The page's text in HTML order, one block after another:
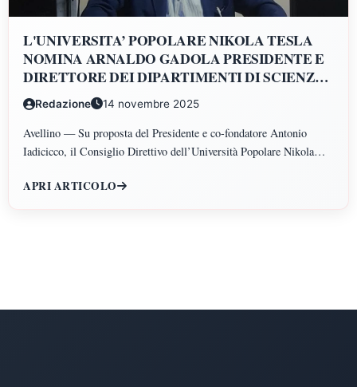
L'UNIVERSITA’ POPOLARE NIKOLA TESLA
NOMINA ARNALDO GADOLA PRESIDENTE E
DIRETTORE DEI DIPARTIMENTI DI SCIENZE
GIURIDICHE, ECONOMICHE, SCIENZE
POLITICHE, PSICOLOGIA, SCIENZE UMANE,
FILOSOFIA E PEDAGOGIA
Redazione 14 novembre 2025
Avellino — Su proposta del Presidente e co-fondatore Antonio
Iadicicco, il Consiglio Direttivo dell’Università Popolare Nikola
Dipartimenti di Scienze Giuridiche ed Economiche, Scienze
APRI ARTICOLO